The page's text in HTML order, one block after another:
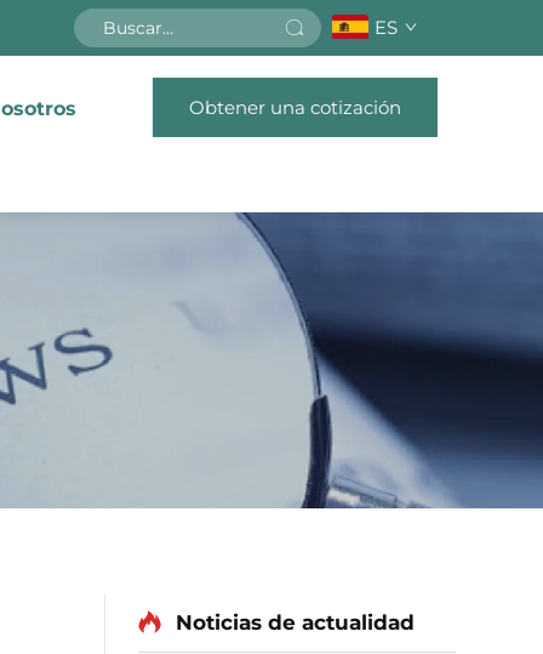
ES
Obtener una cotización
Noticias de actualidad